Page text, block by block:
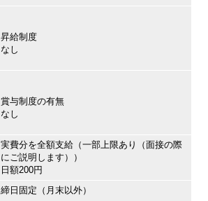
昇給制度
なし
賞与制度の有無
なし
実費分を全額支給（一部上限あり（面接の際
にご説明します））
日額200円
締日固定（月末以外）